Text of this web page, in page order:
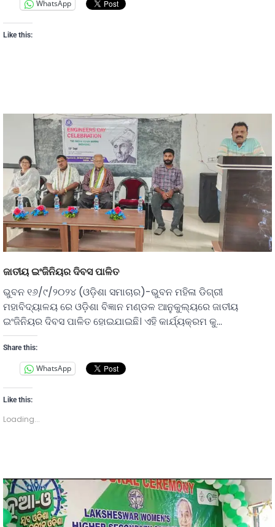
WhatsApp
Like this:
ଜାତୀୟ ଇଂଜିନିୟର ଦିବସ ପାଳିତ
ଭୁବନ ୧୬/୯/୨୦୨୪ (ଓଡ଼ିଶା ସମାଚାର)-ଭୁବନ ମହିଳା ଡିଗ୍ରୀ
ମହାବିଦ୍ୟାଳୟ ରେ ଓଡ଼ିଶା ବିଜ୍ଞାନ ମଣ୍ଡଳ ଆନୁକୁଲ୍ୟରେ ଜାତୀୟ
ଇଂଜିନିୟର ଦିବସ ପାଳିତ ହୋଇଯାଇଛି। ଏହି କାର୍ଯ୍ୟକ୍ରମ କୁ…
Share this:
WhatsApp
Like this:
Loading...